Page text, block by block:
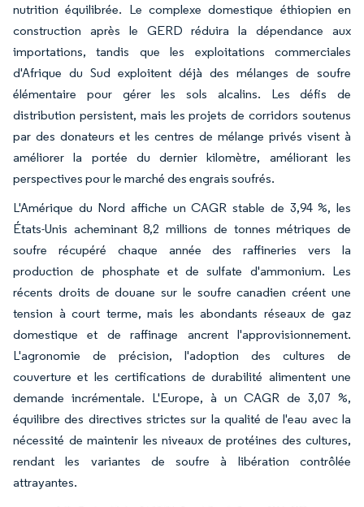
nutrition équilibrée. Le complexe domestique éthiopien en
construction après le GERD réduira la dépendance aux
importations, tandis que les exploitations commerciales
d'Afrique du Sud exploitent déjà des mélanges de soufre
élémentaire pour gérer les sols alcalins. Les défis de
distribution persistent, mais les projets de corridors soutenus
par des donateurs et les centres de mélange privés visent à
améliorer la portée du dernier kilomètre, améliorant les
perspectives pour le marché des engrais soufrés.
L'Amérique du Nord affiche un CAGR stable de 3,94 %, les
États-Unis acheminant 8,2 millions de tonnes métriques de
soufre récupéré chaque année des raffineries vers la
production de phosphate et de sulfate d'ammonium. Les
récents droits de douane sur le soufre canadien créent une
tension à court terme, mais les abondants réseaux de gaz
domestique et de raffinage ancrent l'approvisionnement.
L'agronomie de précision, l'adoption des cultures de
couverture et les certifications de durabilité alimentent une
demande incrémentale. L'Europe, à un CAGR de 3,07 %,
équilibre des directives strictes sur la qualité de l'eau avec la
nécessité de maintenir les niveaux de protéines des cultures,
rendant les variantes de soufre à libération contrôlée
attrayantes.